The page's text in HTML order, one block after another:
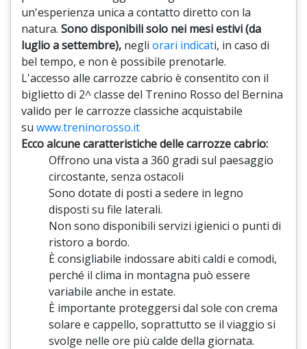
un'esperienza unica a contatto diretto con la
natura. Sono disponibili solo nei mesi estivi (da
luglio a settembre), negli orari indicati, in caso di
bel tempo, e non è possibile prenotarle.
L'accesso alle carrozze cabrio è consentito con il
biglietto di 2^ classe del Trenino Rosso del Bernina
valido per le carrozze classiche acquistabile
su www.treninorosso.it
Ecco alcune caratteristiche delle carrozze cabrio:
Offrono una vista a 360 gradi sul paesaggio
circostante, senza ostacoli
Sono dotate di posti a sedere in legno
disposti su file laterali.
Non sono disponibili servizi igienici o punti di
ristoro a bordo.
È consigliabile indossare abiti caldi e comodi,
perché il clima in montagna può essere
variabile anche in estate.
È importante proteggersi dal sole con crema
solare e cappello, soprattutto se il viaggio si
svolge nelle ore più calde della giornata.